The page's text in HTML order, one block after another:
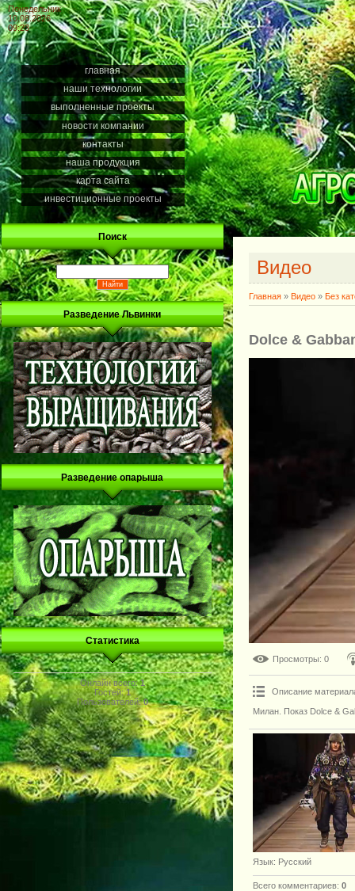
Понедельник
10.08.2026
09:23
главная
наши технологии
выполненные проекты
новости компании
контакты
наша продукция
карта сайта
инвестиционные проекты
Поиск
Разведение Львинки
Разведение опарыша
Статистика
Онлайн всего:1
Гостей:1
Пользователей:0
Видео
Главная » Видео » Без
Dolce &
Просмотры: 0
Описание
Милан. Показ Dolce &
Язык: Русский
Всего комментариев: 0